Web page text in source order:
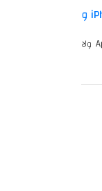
إزالة قفل تنشيط آيكلاود من iPhone و
إذا كنت قد نسيت باسورد حسابك Apple ID ولا